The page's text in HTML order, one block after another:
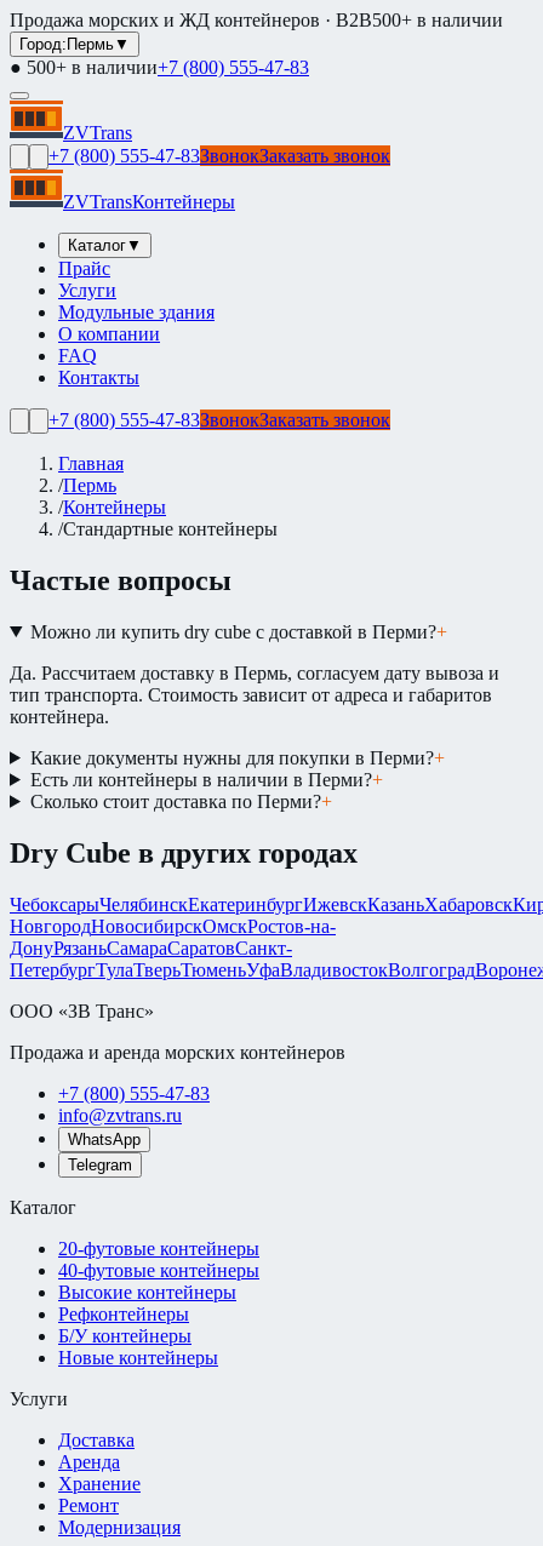
Продажа морских и ЖД контейнеров · B2B500+ в наличии
Город: Пермь▼
● 500+ в наличии+7 (800) 555-47-83
ZVTrans
+7 (800) 555-47-83ЗвонокЗаказать звонок
ZVTransКонтейнеры
Каталог▼
Прайс
Услуги
Модульные здания
О компании
FAQ
Контакты
+7 (800) 555-47-83ЗвонокЗаказать звонок
Главная
/Пермь
/Контейнеры
/Стандартные контейнеры
Частые вопросы
Можно ли купить dry cube с доставкой в Перми?+
Да. Рассчитаем доставку в Пермь, согласуем дату вывоза и
тип транспорта. Стоимость зависит от адреса и габаритов
контейнера.
Какие документы нужны для покупки в Перми?+
Есть ли контейнеры в наличии в Перми?+
Сколько стоит доставка по Перми?+
Dry Cube в других городах
ЧебоксарыЧелябинскЕкатеринбургИжевскКазаньХабаровск
НовгородНовосибирскОмскРостов-на-
ДонуРязаньСамараСаратовСанкт-
ПетербургТулаТверьТюменьУфаВладивостокВолгоград
ООО «ЗВ Транс»
Продажа и аренда морских контейнеров
+7 (800) 555-47-83
info@zvtrans.ru
WhatsApp
Telegram
Каталог
20-футовые контейнеры
40-футовые контейнеры
Высокие контейнеры
Рефконтейнеры
Б/У контейнеры
Новые контейнеры
Услуги
Доставка
Аренда
Хранение
Ремонт
Модернизация